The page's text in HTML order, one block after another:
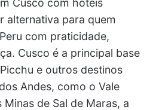
Cusco com hotéis
alternativa para quem
com praticidade,
Cusco é a principal base
e outros destinos
Andes, como o Vale
de Sal de Maras, a